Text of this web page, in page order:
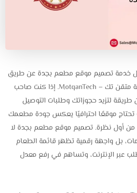
خدمة تصميم موقع مطعم بجدة عن طريق
من شركة متقن تك – MotqanTech. إذا كنت صاحب
لتزيد حجوزاتك وطلبات التوصيل
موقعًا احترافيًا يعكس جودة مطعمك
من أول نظرة. تصميم موقع مطعم بجدة لا
بل واجهة رقمية تظهر قائمة الطعام
عبر الإنترنت، وتساهم في رفع معدل